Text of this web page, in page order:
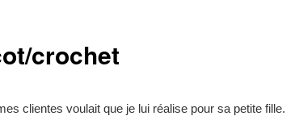
crochet
clientes voulait que je lui réalise pour sa petite fille.